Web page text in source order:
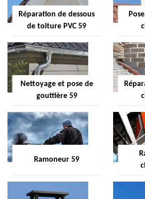
Réparation de dessous
de toiture PVC 59
Nettoyage et pose de
gouttière 59
Ramoneur 59